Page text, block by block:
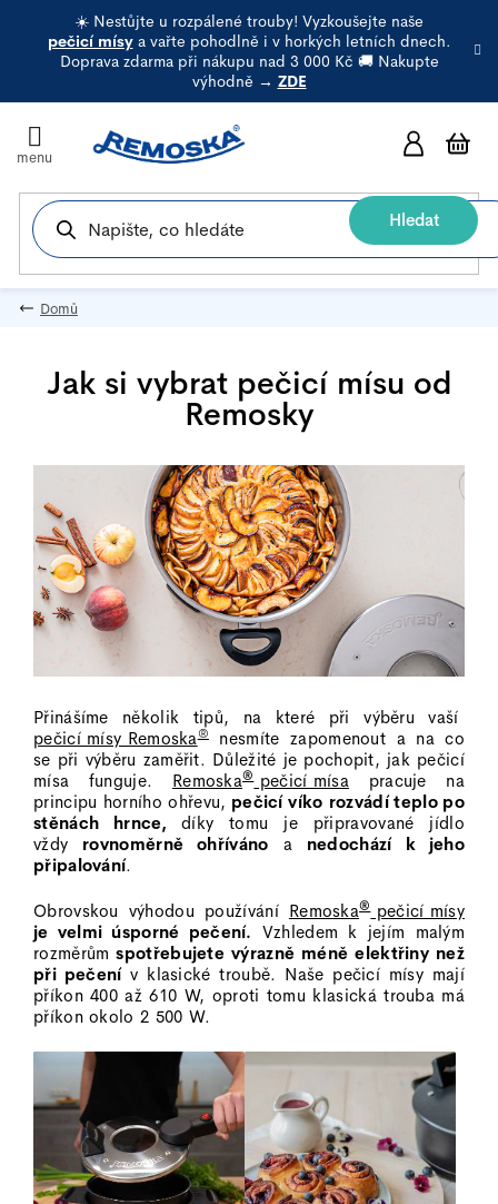
☀️ Nestůjte u rozpálené trouby! Vyzkoušejte naše
pečicí mísya vařte pohodlně i v horkých letních dnech.
Doprava zdarma při nákupu nad 3 000 Kč 🚚 Nakupte
výhodně → ZDE
Hledat
Domů
Jak si vybrat pečicí mísu od
Remosky
Přinášíme několik tipů, na které při výběru vaší
pečicí mísy Remoska®
nesmíte zapomenout a na co
se při výběru zaměřit. Důležité je pochopit, jak pečicí
mísa funguje. Remoska®pečicí mísapracuje na
principu horního ohřevu, pečicí víko rozvádí teplo po
stěnách hrnce, díky tomu je připravované jídlo
vždy rovnoměrně ohříváno a nedochází k jeho
připalování.
Obrovskou výhodou používání Remoska®pečicí mísy
je velmi úsporné pečení. Vzhledem k jejím malým
rozměrům spotřebujete výrazně méně elektřiny než
při pečenív klasické troubě. Naše pečicí mísy mají
příkon 400 až 610 W, oproti tomu klasická trouba má
příkon okolo 2 500 W.